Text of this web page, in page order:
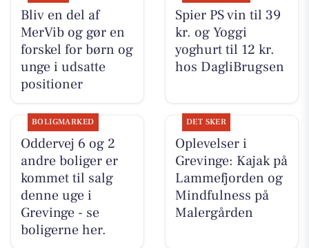
Bliv en del af
MerVib og gør en
forskel for børn og
unge i udsatte
positioner
Spier PS vin til 39
kr. og Yoggi
yoghurt til 12 kr.
hos DagliBrugsen
BOLIGMARKED
Oddervej 6 og 2
andre boliger er
kommet til salg
denne uge i
Grevinge - se
boligerne her.
DET SKER
Oplevelser i
Grevinge: Kajak på
Lammefjorden og
Mindfulness på
Malergården